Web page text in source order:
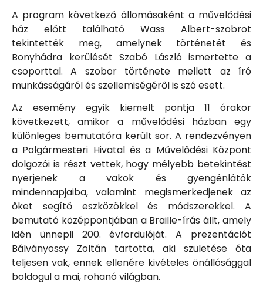
A program következő állomásaként a művelődési
ház előtt található Wass Albert-szobrot
tekintették meg, amelynek történetét és
Bonyhádra kerülését Szabó László ismertette a
csoporttal. A szobor története mellett az író
munkásságáról és szellemiségéről is szó esett.
Az esemény egyik kiemelt pontja 11 órakor
következett, amikor a művelődési házban egy
különleges bemutatóra került sor. A rendezvényen
a Polgármesteri Hivatal és a Művelődési Központ
dolgozói is részt vettek, hogy mélyebb betekintést
nyerjenek a vakok és gyengénlátók
mindennapjaiba, valamint megismerkedjenek az
őket segítő eszközökkel és módszerekkel. A
bemutató középpontjában a Braille-írás állt, amely
idén ünnepli 200. évfordulóját. A prezentációt
Bálványossy Zoltán tartotta, aki születése óta
teljesen vak, ennek ellenére kivételes önállósággal
boldogul a mai, rohanó világban.